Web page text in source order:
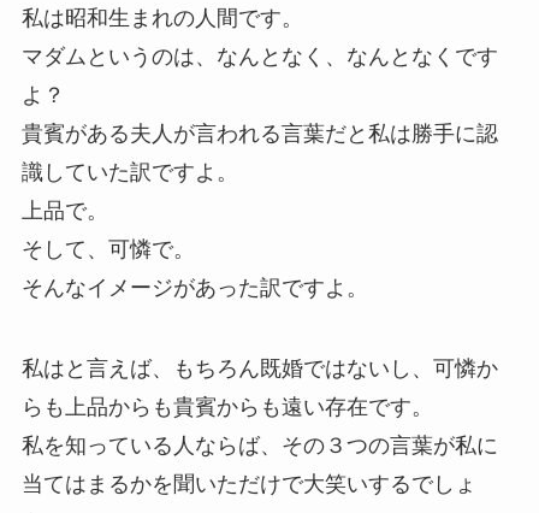
私は昭和生まれの人間です。
マダムというのは、なんとなく、なんとなくです
よ？
貴賓がある夫人が言われる言葉だと私は勝手に認
識していた訳ですよ。
上品で。
そして、可憐で。
そんなイメージがあった訳ですよ。
私はと言えば、もちろん既婚ではないし、可憐か
らも上品からも貴賓からも遠い存在です。
私を知っている人ならば、その３つの言葉が私に
当てはまるかを聞いただけで大笑いするでしょ